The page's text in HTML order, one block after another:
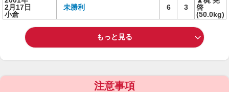
2月17日
小倉
未勝利 6 3
啓
(50.0kg)
もっと見る
注意事項